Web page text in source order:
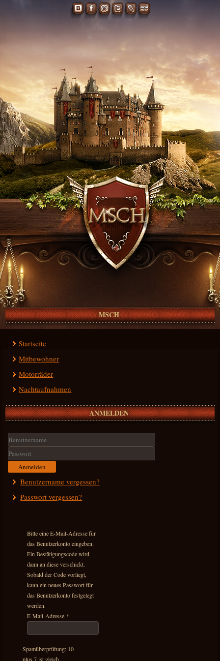
MSCH
Startseite
Mitbewohner
Motorräder
Nachtaufnahmen
ANMELDEN
Benutzername
Passwort
Anmelden
Benutzername vergessen?
Passwort vergessen?
Bitte eine E-Mail-Adresse für
das Benutzerkonto eingeben.
Ein Bestätigungscode wird
dann an diese verschickt.
Sobald der Code vorliegt,
kann ein neues Passwort für
das Benutzerkonto festgelegt
werden.
E-Mail-Adresse *
Spamüberprüfung: 10
plus 7 ist gleich